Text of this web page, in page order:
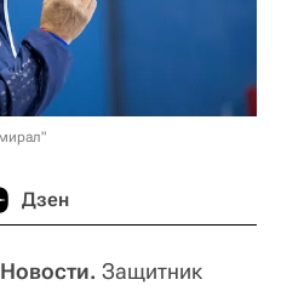
Дзен
Защитник